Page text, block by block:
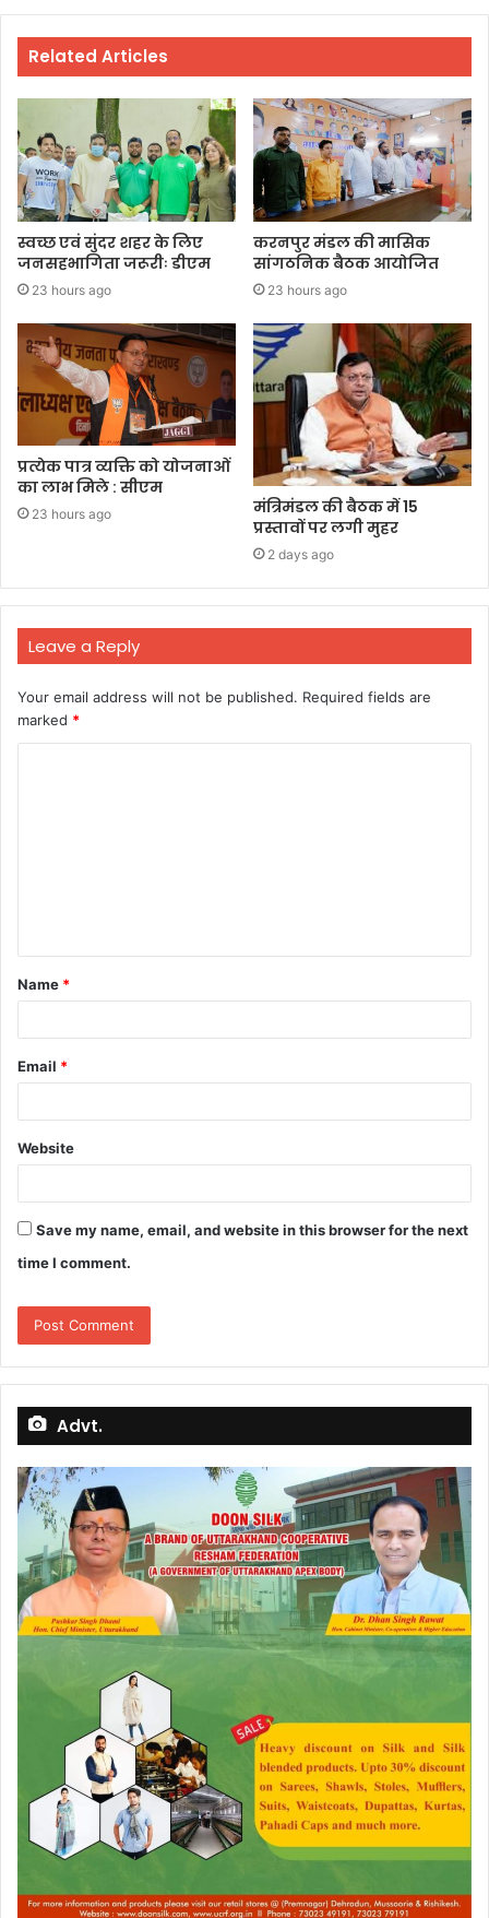
Related Articles
स्वच्छ एवं सुंदर शहर के लिए
जनसहभागिता जरूरीः डीएम
23 hours ago
करनपुर मंडल की मासिक
सांगठनिक बैठक आयोजित
23 hours ago
प्रत्येक पात्र व्यक्ति को योजनाओं
का लाभ मिले : सीएम
23 hours ago
मंत्रिमंडल की बैठक में 15
प्रस्तावों पर लगी मुहर
2 days ago
Leave a Reply
Your email address will not be published. Required fields are
marked *
t
*
Name *
Email *
Website
Save my name, email, and website in this browser for the next
time I comment.
Advt.